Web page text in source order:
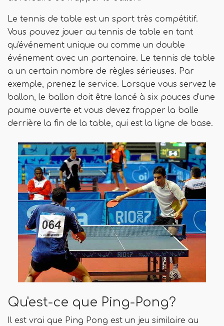
Le tennis de table est un sport très compétitif.
Vous pouvez jouer au tennis de table en tant
qu'événement unique ou comme un double
événement avec un partenaire. Le tennis de table
a un certain nombre de règles sérieuses. Par
exemple, prenez le service. Lorsque vous servez le
ballon, le ballon doit être lancé à six pouces d'une
paume ouverte et vous devez frapper la balle
derrière la fin de la table, qui est la ligne de base.
Qu'est-ce que Ping-Pong?
Il est vrai que Ping Pong est un jeu similaire au